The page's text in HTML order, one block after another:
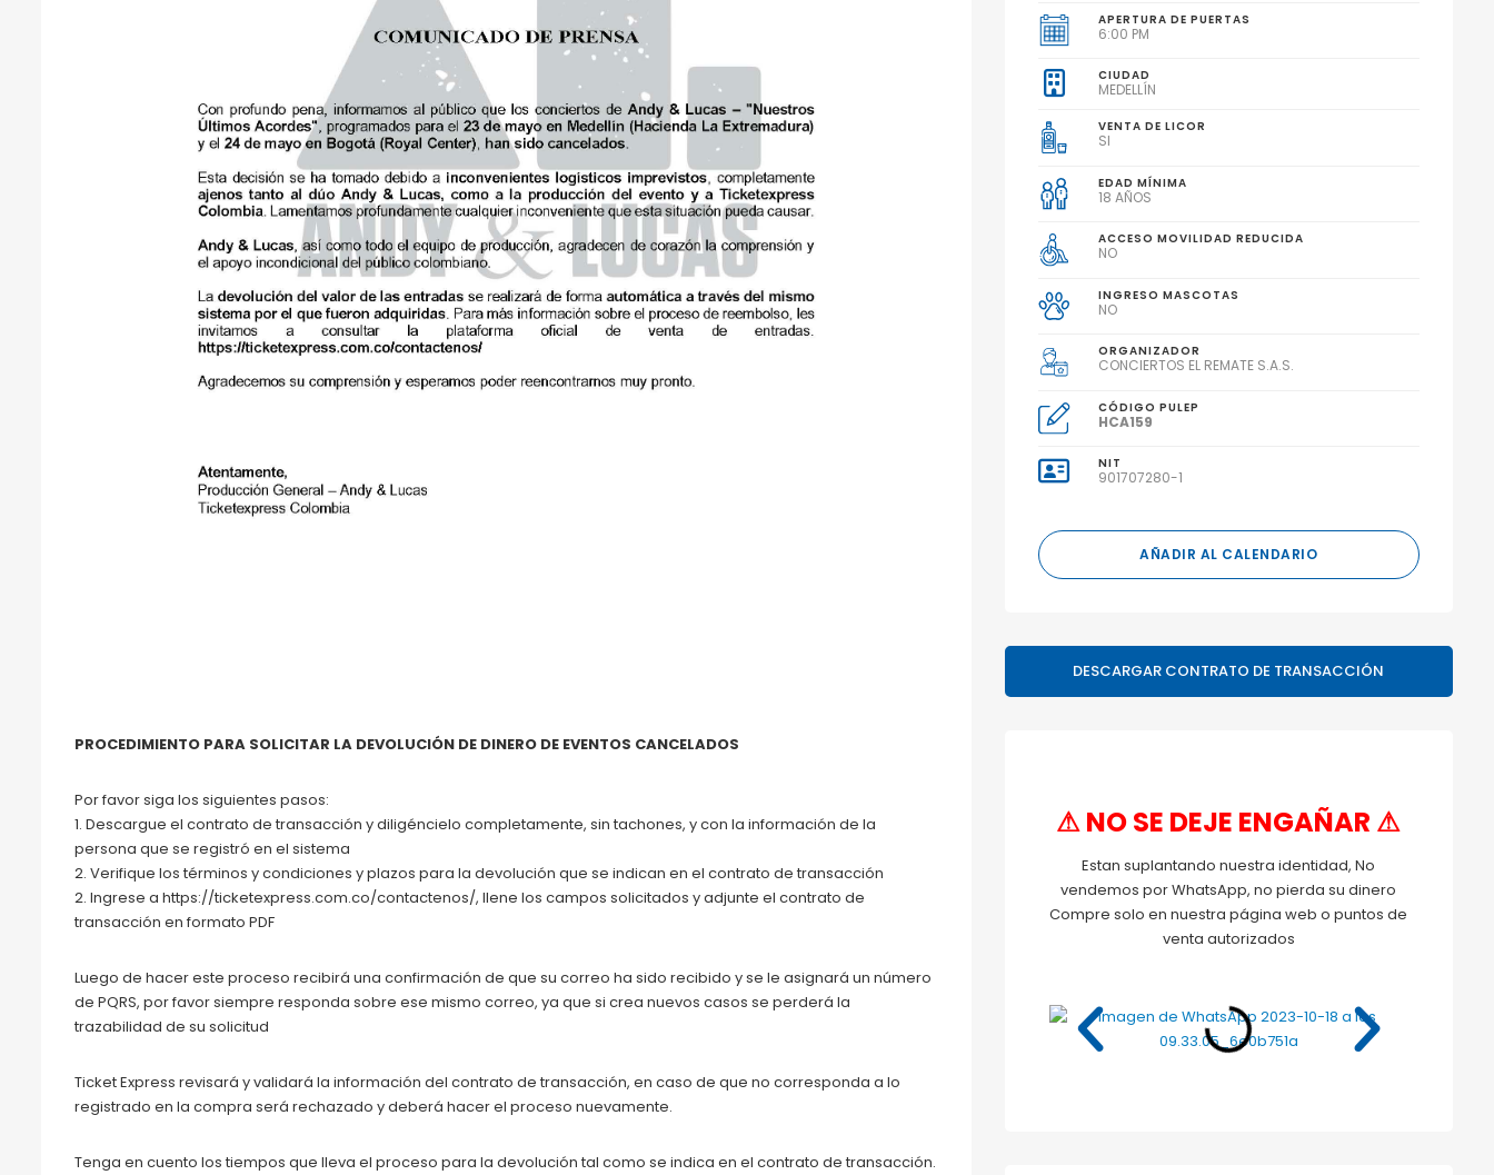
PROCEDIMIENTO PARA SOLICITAR LA DEVOLUCIÓN DE DINERO DE EVENTOS CANCELADOS
Por favor siga los siguientes pasos:
1. Descargue el contrato de transacción y diligéncielo completamente, sin tachones, y con la información de la
persona que se registró en el sistema
2. Verifique los términos y condiciones y plazos para la devolución que se indican en el contrato de transacción
2. Ingrese a https://ticketexpress.com.co/contactenos/, llene los campos solicitados y adjunte el contrato de
transacción en formato PDF
Luego de hacer este proceso recibirá una confirmación de que su correo ha sido recibido y se le asignará un número
de PQRS, por favor siempre responda sobre ese mismo correo, ya que si crea nuevos casos se perderá la
trazabilidad de su solicitud
Ticket Express revisará y validará la información del contrato de transacción, en caso de que no corresponda a lo
registrado en la compra será rechazado y deberá hacer el proceso nuevamente.
Tenga en cuento los tiempos que lleva el proceso para la devolución tal como se indica en el contrato de transacción.
APERTURA DE PUERTAS
6:00 PM
CIUDAD
MEDELLÍN
VENTA DE LICOR
SI
EDAD MÍNIMA
18 AÑOS
ACCESO MOVILIDAD REDUCIDA
NO
INGRESO MASCOTAS
NO
ORGANIZADOR
CONCIERTOS EL REMATE S.A.S.
CÓDIGO PULEP
HCA159
NIT
901707280-1
AÑADIR AL CALENDARIO
DESCARGAR CONTRATO DE TRANSACCIÓN
⚠ NO SE DEJE ENGAÑAR ⚠
Estan suplantando nuestra identidad, No
vendemos por WhatsApp, no pierda su dinero
Compre solo en nuestra página web o puntos de
venta autorizados